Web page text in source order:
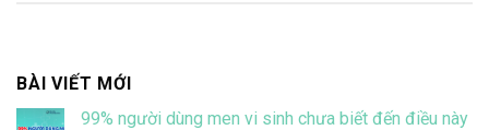
BÀI VIẾT MỚI
99% người dùng men vi sinh chưa biết đến điều này